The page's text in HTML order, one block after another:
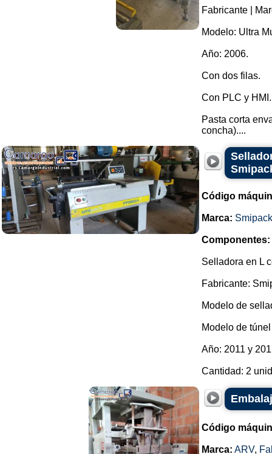
Fabricante |
Modelo: Ultra
Año: 2006.
Con dos filas.
Con PLC y HMI.
Pasta corta
concha)....
Código
Marca: Smipack
Componentes:
Selladora en L
Fabricante:
Modelo de
Modelo de
Año: 2011 y
Cantidad: 2
Código
Marca: ARV,